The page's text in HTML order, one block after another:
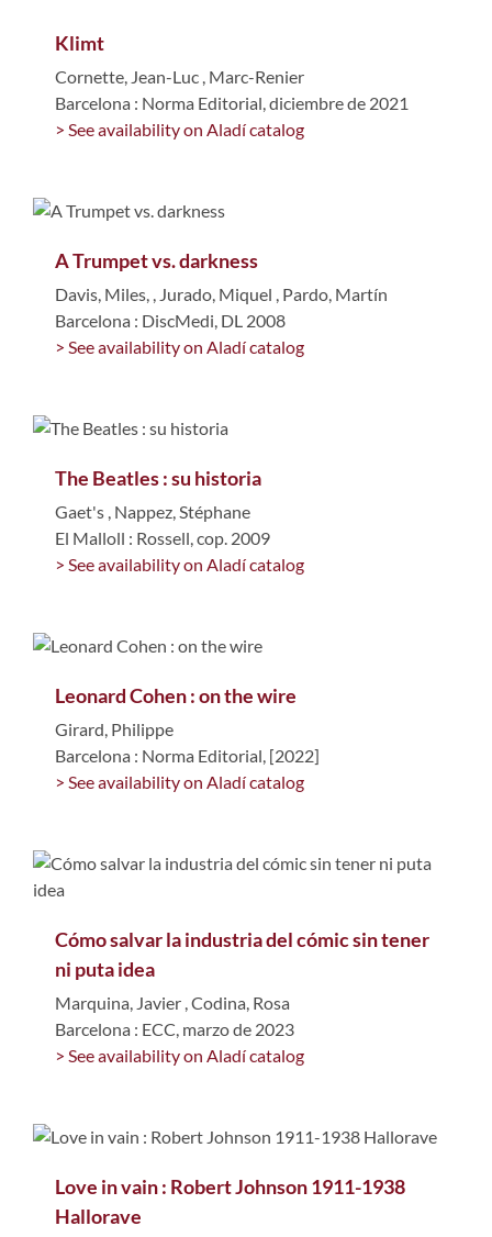
Klimt
Cornette, Jean-Luc , Marc-Renier
Barcelona : Norma Editorial, diciembre de 2021
> See availability on Aladí catalog
A Trumpet vs. darkness
Davis, Miles, , Jurado, Miquel , Pardo, Martín
Barcelona : DiscMedi, DL 2008
> See availability on Aladí catalog
The Beatles : su historia
Gaet's , Nappez, Stéphane
El Malloll : Rossell, cop. 2009
> See availability on Aladí catalog
Leonard Cohen : on the wire
Girard, Philippe
Barcelona : Norma Editorial, [2022]
> See availability on Aladí catalog
Cómo salvar la industria del cómic sin tener
ni puta idea
Marquina, Javier ,Codina, Rosa
Barcelona : ECC, marzo de 2023
> See availability on Aladí catalog
Love in vain : Robert Johnson 1911-1938
Hallorave